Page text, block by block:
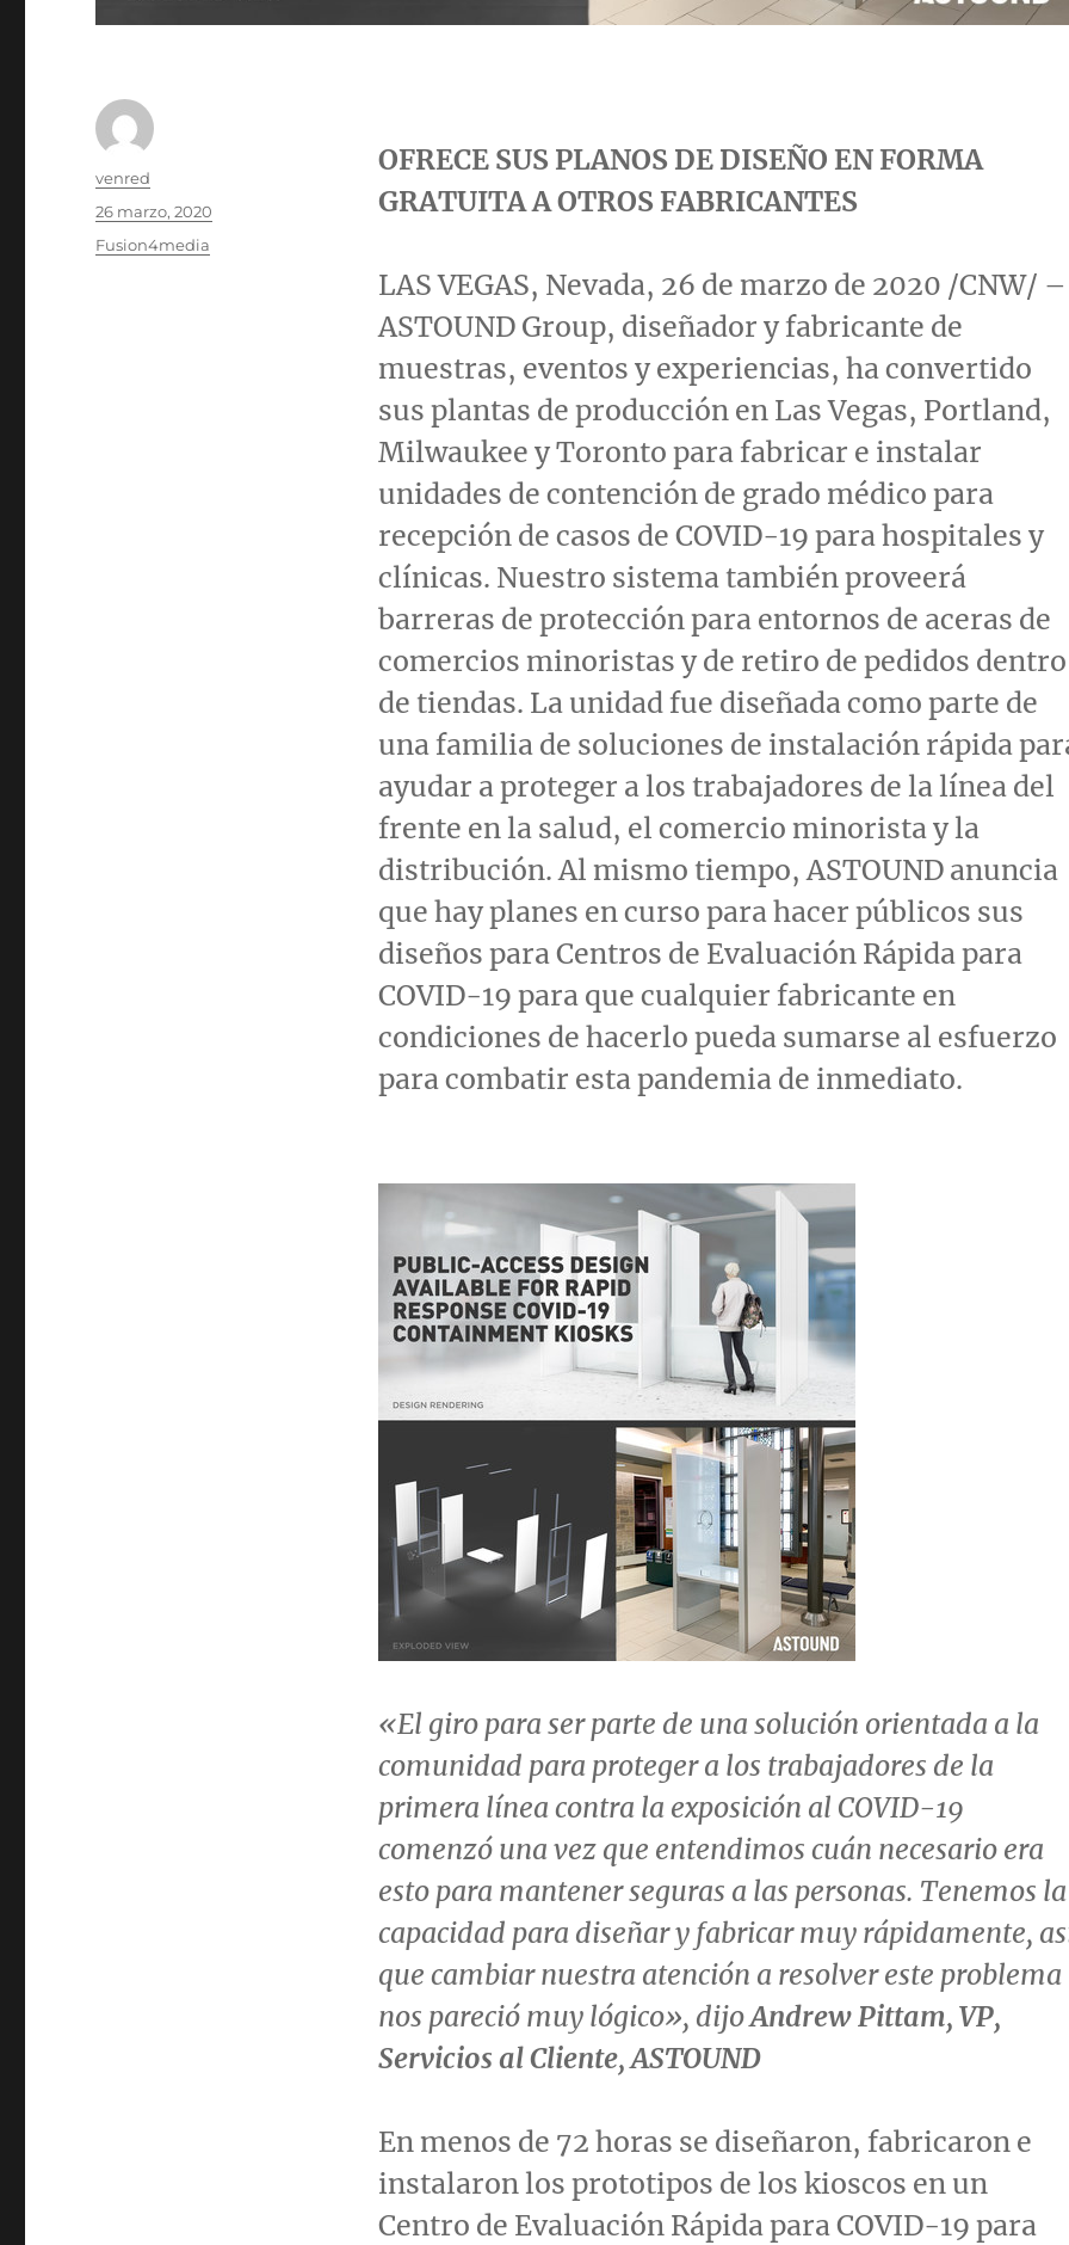
OFRECE SUS PLANOS DE DISEÑO EN FORMA
GRATUITA A OTROS FABRICANTES
LAS VEGAS, Nevada, 26 de marzo de 2020 /CNW/ –
ASTOUND Group, diseñador y fabricante de
muestras, eventos y experiencias, ha convertido
sus plantas de producción en Las Vegas, Portland,
Milwaukee yToronto para fabricar e instalar
unidades de contención de grado médico para
recepción de casos de COVID-19 para hospitales y
clínicas. Nuestro sistema también proveerá
barreras de protección para entornos de aceras de
comercios minoristas y de retiro de pedidos dentro
de tiendas. La unidad fue diseñada como parte de
una familia de soluciones de instalación rápida
ayudar a proteger a los trabajadores de la línea del
frente en la salud, el comercio minorista y la
distribución. Al mismo tiempo, ASTOUND anuncia
que hay planes en curso para hacer públicos sus
diseños para Centros de Evaluación Rápida para
COVID-19 para que cualquier fabricante en
condiciones de hacerlo pueda sumarse al esfuerzo
para combatir esta pandemia de inmediato.
«El giro para ser parte de una solución orientada a la
comunidad para proteger a los trabajadores de la
primera línea contra la exposición al COVID-19
comenzó una vez que entendimos cuán necesario era
esto para mantener seguras a las personas. Tenemos la
capacidad para diseñar y fabricar muy rápidamente,
que cambiar nuestra atención a resolver este problema
nos pareció muy lógico», dijoAndrew Pittam, VP,
Servicios al Cliente, ASTOUND
En menos de 72 horas se diseñaron, fabricaron e
instalaron los prototipos de los kioscos en un
Centro de Evaluación Rápida para COVID-19 para
Autor
venred
Publicado
26 marzo, 2020
Categorías
Fusion4media